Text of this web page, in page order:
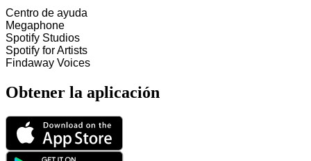
Centro de ayuda
Megaphone
Spotify Studios
Spotify for Artists
Findaway Voices
Obtener la aplicación